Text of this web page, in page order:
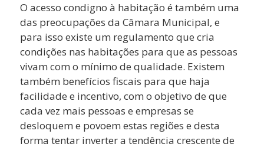
O acesso condigno à habitação é também uma
das preocupações da Câmara Municipal, e
para isso existe um regulamento que cria
condições nas habitações para que as pessoas
vivam com o mínimo de qualidade. Existem
também benefícios fiscais para que haja
facilidade e incentivo, com o objetivo de que
cada vez mais pessoas e empresas se
desloquem e povoem estas regiões e desta
forma tentar inverter a tendência crescente de